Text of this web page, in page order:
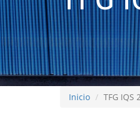
Inicio TFG IQS